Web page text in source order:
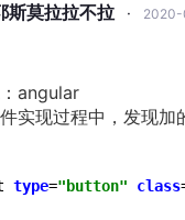
斯莫拉拉不拉 · 2020-
angular
实现过程中，发现
type="button" class